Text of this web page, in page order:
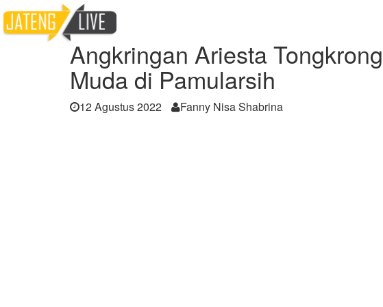
Home Angkringan Ariesta Tongkrongan Para
Angkringan Ariesta
Muda di Pamularsih
12 Agustus 2022 Fanny Nisa Shabrina